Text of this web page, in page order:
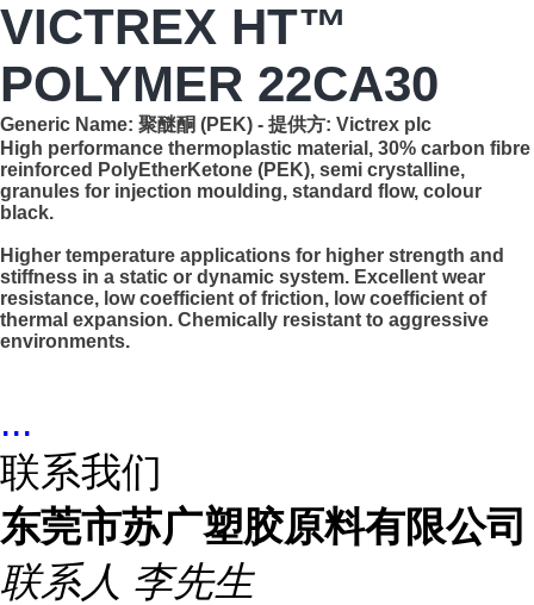
VICTREX HT™
POLYMER 22CA30
Generic Name: 聚醚酮 (PEK) - 提供方: Victrex plc
High performance thermoplastic material, 30% carbon fibre
reinforced PolyEtherKetone (PEK), semi crystalline,
granules for injection moulding, standard flow, colour
black.
Higher temperature applications for higher strength and
stiffness in a static or dynamic system. Excellent wear
resistance, low coefficient of friction, low coefficient of
thermal expansion. Chemically resistant to aggressive
environments.
...
联系我们
东莞市苏广塑胶原料有限公司
联系人 李先生